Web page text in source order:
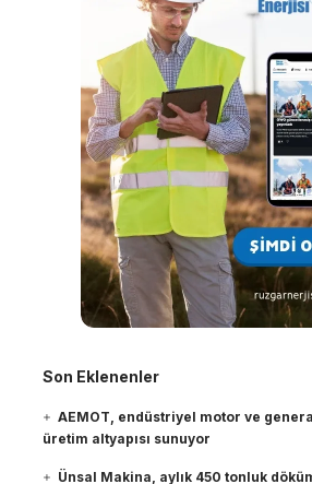
Son Eklenenler
AEMOT, endüstriyel motor ve
üretim altyapısı sunuyor
Ünsal Makina, aylık 450 tonluk